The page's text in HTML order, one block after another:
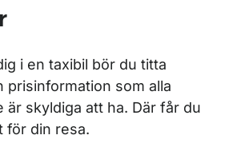
i en taxibil bör du titta
prisinformation som alla
är skyldiga att ha. Där får du
för din resa.